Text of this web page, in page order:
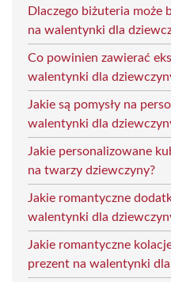
Dlaczego biżuteria może
na walentynki dla
Co powinien zawierać
walentynki dla
Jakie są pomysły na
walentynki dla
Jakie personalizowane
na twarzy dziewczyny?
Jakie romantyczne
walentynki dla
Jakie romantyczne
prezent na walentynki